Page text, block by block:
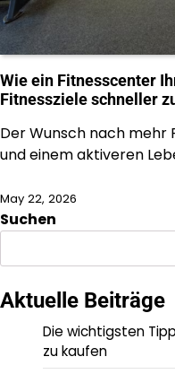
Wie ein Fitnesscenter
Fitnessziele schneller
Der Wunsch nach mehr
und einem aktiveren
May 22, 2026
Suchen
Aktuelle Beiträge
Die wichtigsten
zu kaufen